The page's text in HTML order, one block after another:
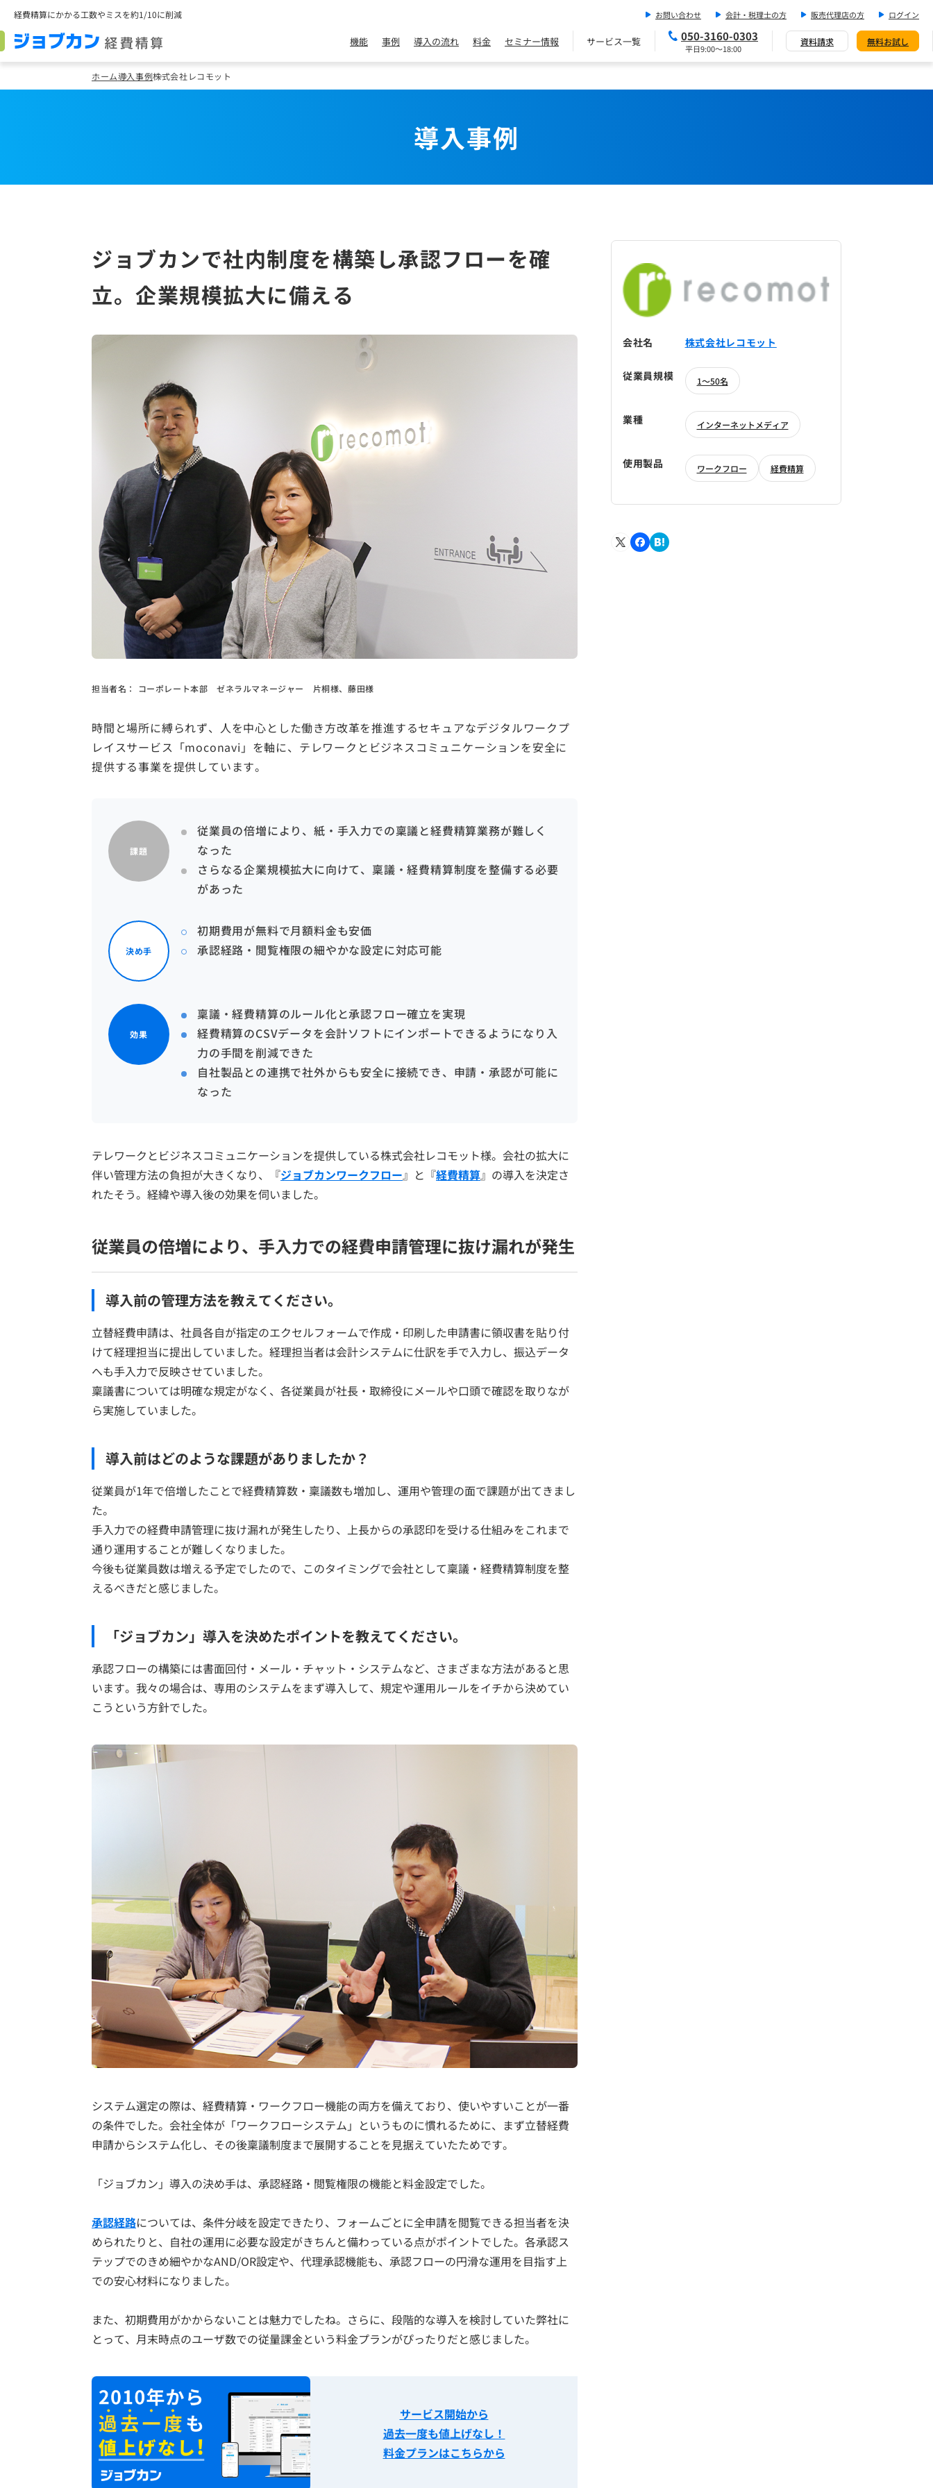
経費精算にかかる工数やミスを約1/10に削減 お問い合わせ 会計・税理士の方 販売代理店の方 ログイン
機能 事例 導入の流れ 料金 セミナー情報 サービス一覧 050-3160-0303
平日9:00～18:00
資料請求 無料お試し
ホーム導入事例株式会社レコモット
導入事例
ジョブカンで社内制度を構築し承認フローを確
立。企業規模拡大に備える
担当者名： コーポレート本部 ゼネラルマネージャー 片桐様、藤田様
時間と場所に縛られず、人を中心とした働き方改革を推進するセキュアなデジタルワークプ
レイスサービス「moconavi」を軸に、テレワークとビジネスコミュニケーションを安全に
提供する事業を提供しています。
課題
従業員の倍増により、紙・手入力での稟議と経費精算業務が難しく
なった
さらなる企業規模拡大に向けて、稟議・経費精算制度を整備する必要
があった
決め手
初期費用が無料で月額料金も安価
承認経路・閲覧権限の細やかな設定に対応可能
効果
稟議・経費精算のルール化と承認フロー確立を実現
経費精算のCSVデータを会計ソフトにインポートできるようになり入
力の手間を削減できた
自社製品との連携で社外からも安全に接続でき、申請・承認が可能に
なった
テレワークとビジネスコミュニケーションを提供している株式会社レコモット様。会社の拡大に
伴い管理方法の負担が大きくなり、『ジョブカンワークフロー』と『経費精算』の導入を決定さ
れたそう。経緯や導入後の効果を伺いました。
従業員の倍増により、手入力での経費申請管理に抜け漏れが発生
導入前の管理方法を教えてください。
立替経費申請は、社員各自が指定のエクセルフォームで作成・印刷した申請書に領収書を貼り付
けて経理担当に提出していました。経理担当者は会計システムに仕訳を手で入力し、振込データ
へも手入力で反映させていました。
稟議書については明確な規定がなく、各従業員が社長・取締役にメールや口頭で確認を取りなが
ら実施していました。
導入前はどのような課題がありましたか？
従業員が1年で倍増したことで経費精算数・稟議数も増加し、運用や管理の面で課題が出てきまし
た。
手入力での経費申請管理に抜け漏れが発生したり、上長からの承認印を受ける仕組みをこれまで
通り運用することが難しくなりました。
今後も従業員数は増える予定でしたので、このタイミングで会社として稟議・経費精算制度を整
えるべきだと感じました。
「ジョブカン」導入を決めたポイントを教えてください。
承認フローの構築には書面回付・メール・チャット・システムなど、さまざまな方法があると思
います。我々の場合は、専用のシステムをまず導入して、規定や運用ルールをイチから決めてい
こうという方針でした。
システム選定の際は、経費精算・ワークフロー機能の両方を備えており、使いやすいことが一番
の条件でした。会社全体が「ワークフローシステム」というものに慣れるために、まず立替経費
申請からシステム化し、その後稟議制度まで展開することを見据えていたためです。
「ジョブカン」導入の決め手は、承認経路・閲覧権限の機能と料金設定でした。
承認経路については、条件分岐を設定できたり、フォームごとに全申請を閲覧できる担当者を決
められたりと、自社の運用に必要な設定がきちんと備わっている点がポイントでした。各承認ス
テップでのきめ細やかなAND/OR設定や、代理承認機能も、承認フローの円滑な運用を目指す上
での安心材料になりました。
また、初期費用がかからないことは魅力でしたね。さらに、段階的な導入を検討していた弊社に
とって、月末時点のユーザ数での従量課金という料金プランがぴったりだと感じました。
サービス開始から
過去一度も値上げなし！
料金プランはこちらから
会社名 株式会社レコモット
従業員規模 1～50名
業種 インターネットメディア
使用製品 ワークフロー 経費精算